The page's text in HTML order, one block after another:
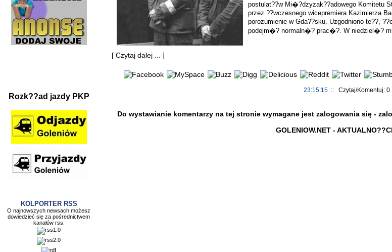
Rozk??ad jazdy PKP
KOLPORTER RSS
O najnowszych newsach możesz
dowiedzieć się za pośrednictwem
kanałów rss.
postulat??w Mi�?dzyzak??adowego Komitetu
przez ??wczesnego wicepremiera Kazimierza
porozumienie w Gda??sku. Uzgodniono te??,
podejm�? normaln�? prac�?. W niedziel�?
[ Czytaj dalej ... ]
23:15:15 ::
Czytaj/Komentuj: 0
Do wystawianie komentarzy na tej stronie wymagane jest zalogowania się -
GOLENIOW.NET - AKTUALNO??CI